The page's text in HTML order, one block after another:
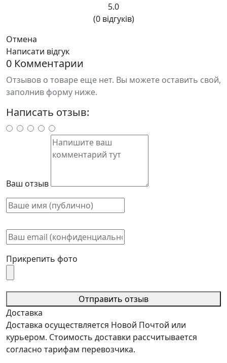
5.0
(0 відгуків)
Отмена
Написати відгук
0 Комментарии
Отзывов о товаре еще нет. Вы можете оставить свой,
заполнив форму ниже.
Написать отзыв:
Ваш отзыв
Прикрепить фото
Отправить отзыв
Доставка
Доставка осуществляется Новой Почтой или
курьером. Стоимость доставки рассчитывается
согласно тарифам перевозчика.